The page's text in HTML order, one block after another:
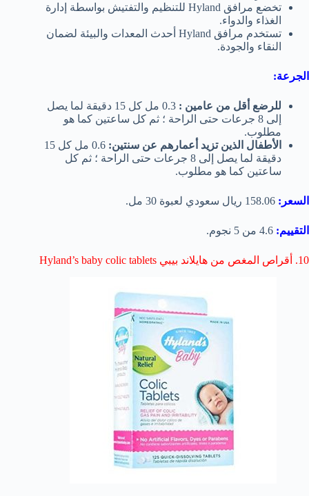
تخضع مرافق Hyland للتنظيم والتفتيش بواسطة إدارة
الغذاء والدواء.
تستخدم مرافق Hyland أحدث المعدات والبيئة لضمان
النقاء والجودة.
الجرعة:
للرضع أقل من عامين :
0.3 مل كل 15 دقيقة لما يصل
إلى 8 جرعات حتى الراحة ؛ ثم كل ساعتين كما هو
مطلوب.
الأطفال الذين تزيد أعمارهم عن سنتين:
0.6 مل كل 15
دقيقة لما يصل إلى 8 جرعات حتى الراحة ؛ ثم كل
ساعتين كما هو مطلوب.
السعر:
التقييم:
10. أقراص المغص من هايلاند بيبي Hyland’s baby colic tablets